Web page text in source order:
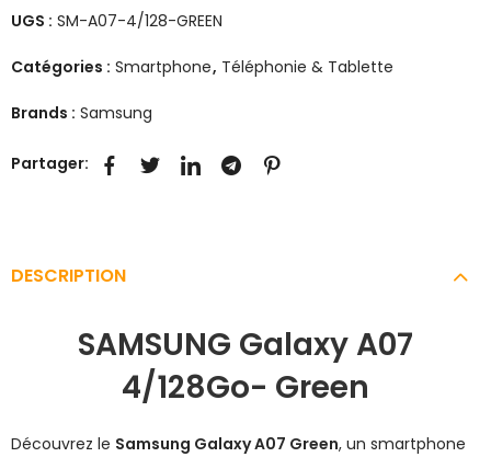
UGS : SM-A07-4/128-GREEN
Catégories : Smartphone, Téléphonie & Tablette
Brands : Samsung
Partager:
DESCRIPTION
SAMSUNG Galaxy A07
4/128Go- Green
Découvrez le Samsung Galaxy A07 Green, un smartphone